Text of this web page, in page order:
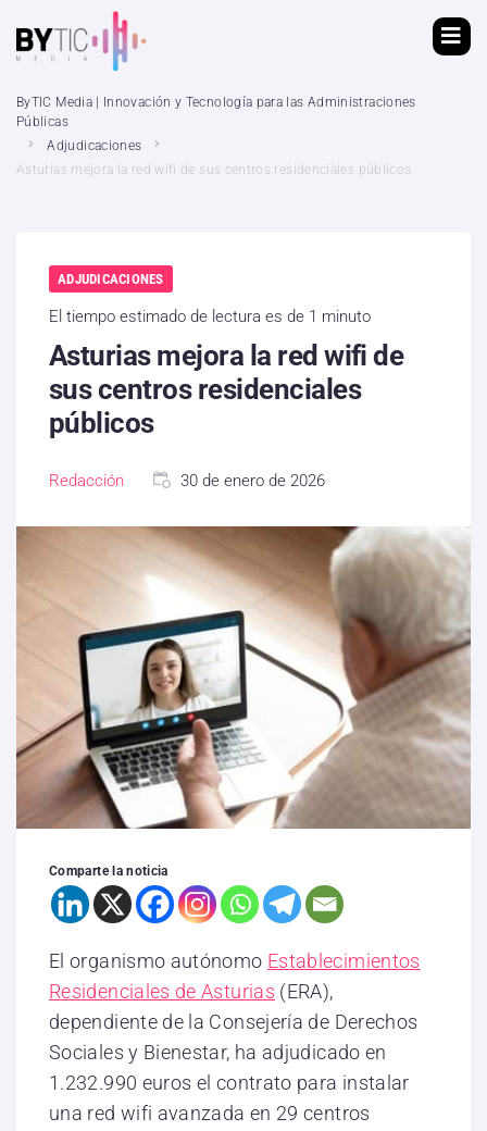
ByTIC Media | Innovación y Tecnología para las Administraciones
Públicas
Adjudicaciones
Asturias mejora la red wifi de sus centros residenciales públicos
ADJUDICACIONES
El tiempo estimado de lectura es de 1 minuto
Asturias mejora la red wifi de
sus centros residenciales
públicos
Redacción 30 de enero de 2026
Comparte la noticia
El organismo autónomo Establecimientos
Residenciales de Asturias (ERA),
dependiente de la Consejería de Derechos
Sociales y Bienestar, ha adjudicado en
1.232.990 euros el contrato para instalar
una red wifi avanzada en 29 centros